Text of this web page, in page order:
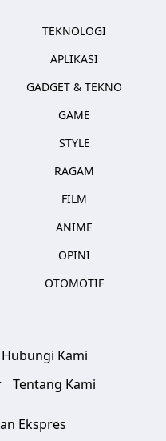
TEKNOLOGI
APLIKASI
GADGET & TEKNO
GAME
STYLE
RAGAM
FILM
ANIME
OPINI
OTOMOTIF
Hubungi Kami
Tentang Kami
Ekspres